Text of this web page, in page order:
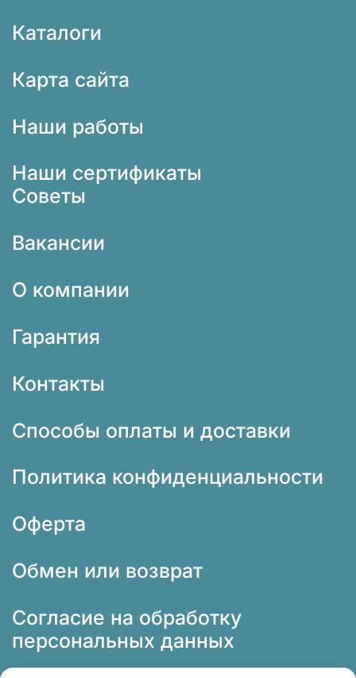
Каталоги
Карта сайта
Наши работы
Наши сертификаты
Советы
Вакансии
О компании
Гарантия
Контакты
Способы оплаты и доставки
Политика конфиденциальности
Оферта
Обмен или возврат
Согласие на обработку
персональных данных